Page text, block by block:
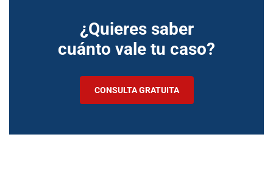
¿Quieres saber
cuánto vale tu caso?
CONSULTA GRATUITA